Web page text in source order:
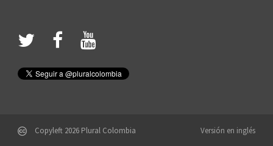
Copyleft 2026 Plural Colombia Versión en inglés